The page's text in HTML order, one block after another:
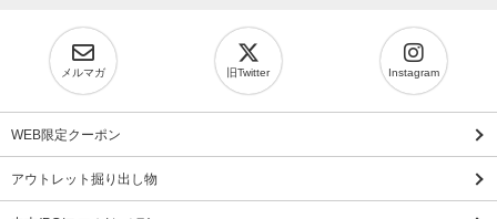
メルマガ 旧Twitter Instagram
WEB限定クーポン
アウトレット掘り出し物